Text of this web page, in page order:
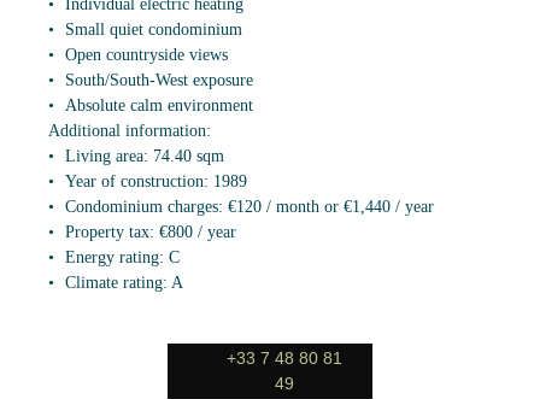
Small quiet condominium
Open countryside views
South/South-West exposure
Absolute calm environment
Additional information:
Living area: 74.40 sqm
Year of construction: 1989
Condominium charges: €120 / month or €1,440 / year
Property tax: €800 / year
Energy rating: C
Climate rating: A
+33 7 48 80 81
49